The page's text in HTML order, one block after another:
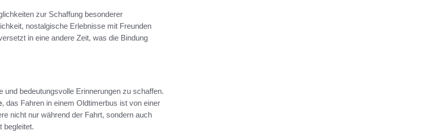
zur Schaffung besonderer
nostalgische Erlebnisse mit Freunden
in eine andere Zeit, was die Bindung
bedeutungsvolle Erinnerungen zu schaffen.
, das Fahren in einem Oldtimerbus ist von einer
nicht nur während der Fahrt, sondern auch
begleitet.